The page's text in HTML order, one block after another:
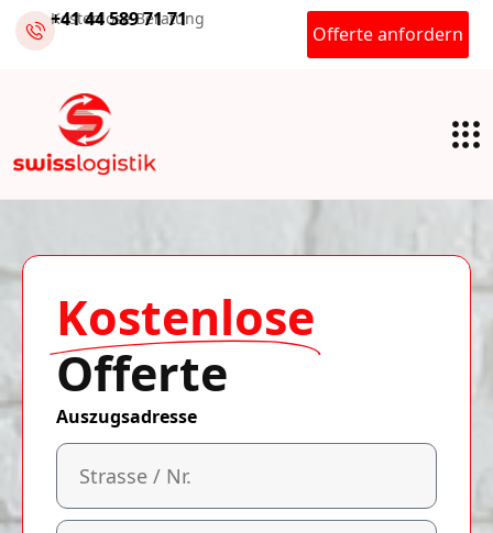
Kostenlose Beratung
+41 44 589 71 71
Offerte anfordern
Kostenlose
Offerte
Auszugsadresse